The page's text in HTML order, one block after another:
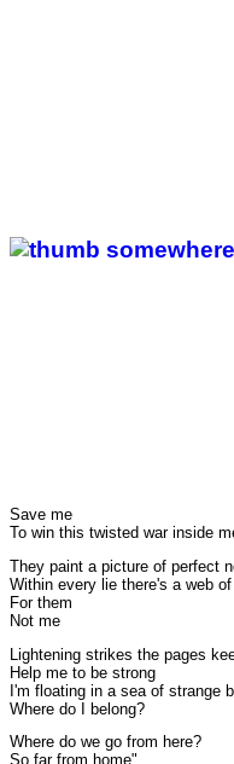
Save me
To win this twisted war inside
They paint a picture of perfect
Within every lie there's a web
For them
Not me
Lightening strikes the pages
Help me to be strong
I'm floating in a sea of strange
Where do I belong?
Where do we go from here?
So far from home"